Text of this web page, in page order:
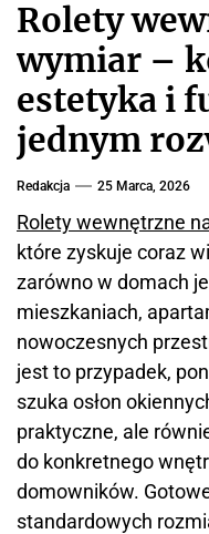
Rolety
wymiar –
estetyka i
jednym
Redakcja 25 Marca, 2026
Rolety wewnętrzne
które zyskuje coraz
zarówno w domach
mieszkaniach,
nowoczesnych
jest to przypadek,
szuka osłon
praktyczne, ale
do konkretnego
domowników.
standardowych